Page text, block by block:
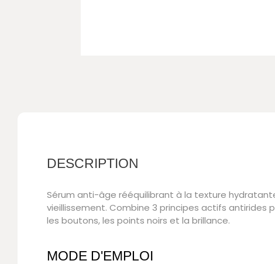
DESCRIPTION
Sérum anti-âge rééquilibrant à la texture
vieillissement. Combine 3 principes actifs antirides
les boutons, les points noirs et la brillance.
MODE D'EMPLOI